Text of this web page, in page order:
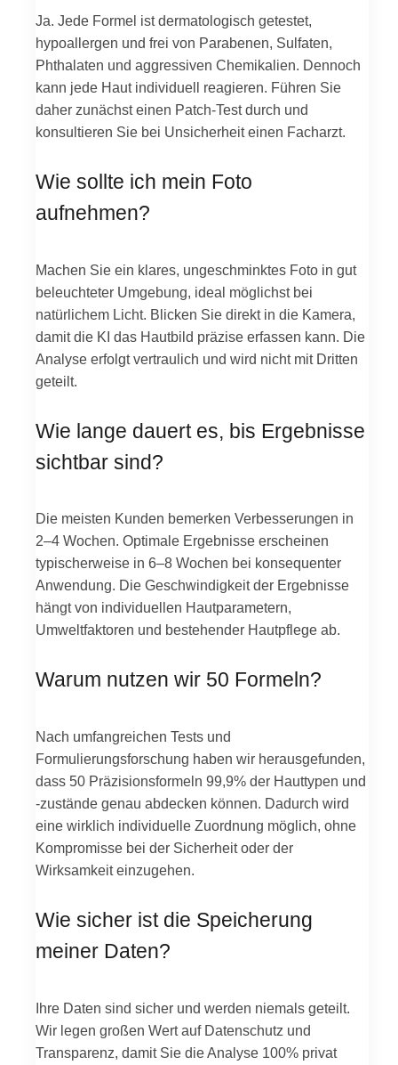
Ja. Jede Formel ist dermatologisch getestet,
hypoallergen und frei von Parabenen, Sulfaten,
Phthalaten und aggressiven Chemikalien. Dennoch
kann jede Haut individuell reagieren. Führen Sie
daher zunächst einen Patch-Test durch und
konsultieren Sie bei Unsicherheit einen Facharzt.
Wie sollte ich mein Foto
aufnehmen?
Machen Sie ein klares, ungeschminktes Foto in gut
beleuchteter Umgebung, ideal möglichst bei
natürlichem Licht. Blicken Sie direkt in die Kamera,
damit die KI das Hautbild präzise erfassen kann. Die
Analyse erfolgt vertraulich und wird nicht mit Dritten
geteilt.
Wie lange dauert es, bis Ergebnisse
sichtbar sind?
Die meisten Kunden bemerken Verbesserungen in
2–4 Wochen. Optimale Ergebnisse erscheinen
typischerweise in 6–8 Wochen bei konsequenter
Anwendung. Die Geschwindigkeit der Ergebnisse
hängt von individuellen Hautparametern,
Umweltfaktoren und bestehender Hautpflege ab.
Warum nutzen wir 50 Formeln?
Nach umfangreichen Tests und
Formulierungsforschung haben wir herausgefunden,
dass 50 Präzisionsformeln 99,9% der Hauttypen und
-zustände genau abdecken können. Dadurch wird
eine wirklich individuelle Zuordnung möglich, ohne
Kompromisse bei der Sicherheit oder der
Wirksamkeit einzugehen.
Wie sicher ist die Speicherung
meiner Daten?
Ihre Daten sind sicher und werden niemals geteilt.
Wir legen großen Wert auf Datenschutz und
Transparenz, damit Sie die Analyse 100% privat